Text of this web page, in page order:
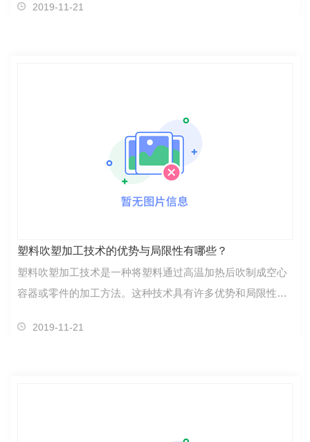
于吹塑加工的成型质量、生产效率以及成本控制都至关……
2019-11-21
塑料吹塑加工技术的优势与局限性有哪些？
塑料吹塑加工技术是一种将塑料通过高温加热后吹制成空心
容器或零件的加工方法。这种技术具有许多优势和局限性。
性：塑料吹塑加工技术可以制造出许多形状和尺寸的……
2019-11-21